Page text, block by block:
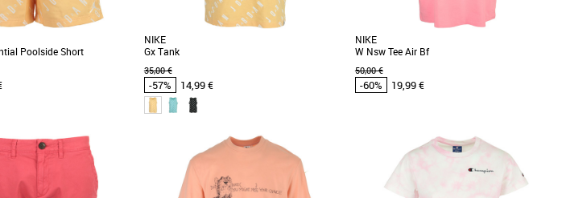
Poolside Short
et Promos Vêtements
D-A-N de la tête aux pieds. Ce
idéal pour la saison, avec un
NIKE
Gx Tank
35,00 €
-57% 14,99 €
Vêtements pas cher et Promos Vêtements
Un style J-O-R-D-A-N de la tête aux pieds. Ce
débardeur léger est idéal pour la saison, avec
NIKE
W Nsw Tee Air Bf
50,00 €
-60% 19,99 €
Vêtements pas cher et Promos Vêtements
Donnez une nouvelle dimension à votre look
décontracté avec ce tee-shirt. Il présente un
imprimé [...]